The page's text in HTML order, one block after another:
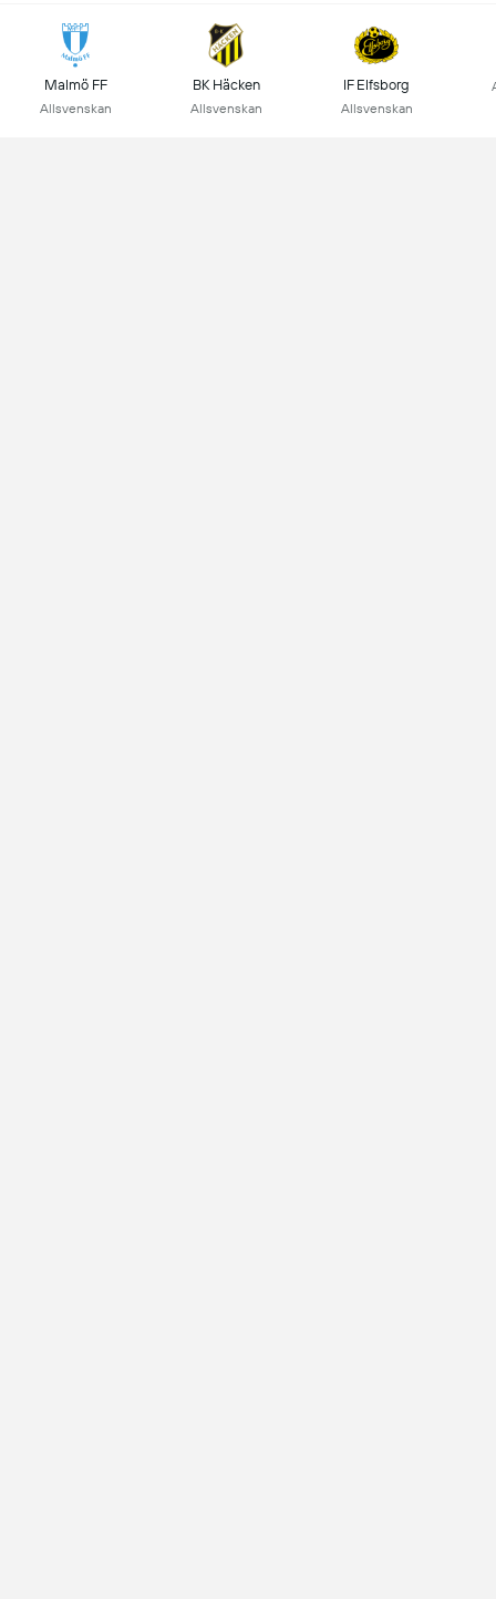
Malmö FF
Allsvenskan
BK Häcken
Allsvenskan
IF Elfsborg
Allsvenskan